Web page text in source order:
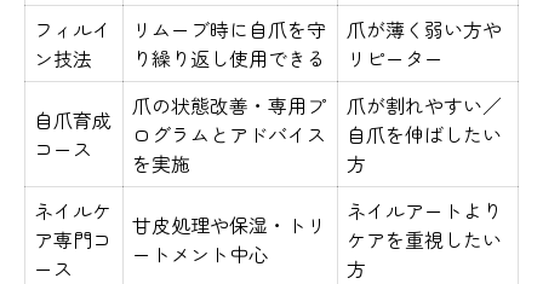
フィルイ
ン技法
リムーブ時に自爪を守
り繰り返し使用できる
爪が薄く弱い方や
リピーター
自爪育成
コース
爪の状態改善・専用プ
ログラムとアドバイス
を実施
爪が割れやすい／
自爪を伸ばしたい
方
ネイルケ
ア専門コ
ース
甘皮処理や保湿・トリ
ートメント中心
ネイルアートより
ケアを重視したい
方